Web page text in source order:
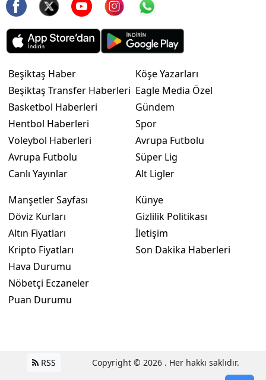
Beşiktaş Haber
Beşiktaş Transfer Haberleri
Basketbol Haberleri
Hentbol Haberleri
Voleybol Haberleri
Avrupa Futbolu
Canlı Yayınlar
Köşe Yazarları
Eagle Media Özel
Gündem
Spor
Avrupa Futbolu
Süper Lig
Alt Ligler
Manşetler Sayfası
Döviz Kurları
Altın Fiyatları
Kripto Fiyatları
Hava Durumu
Nöbetçi Eczaneler
Puan Durumu
Künye
Gizlilik Politikası
İletişim
Son Dakika Haberleri
RSS Copyright © 2026 . Her hakkı saklıdır.